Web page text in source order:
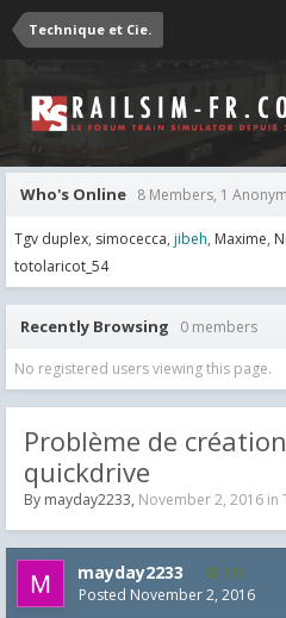
Technique et Cie.
Who's Online 8 Members, 1
Tgv duplex simocecca jibeh Maxime
totolaricot_54
Recently Browsing 0 members
No registered users viewing this page.
Problème de
quickdrive
By mayday2233, November 2, 2016 in
mayday2233 113
Posted November 2, 2016